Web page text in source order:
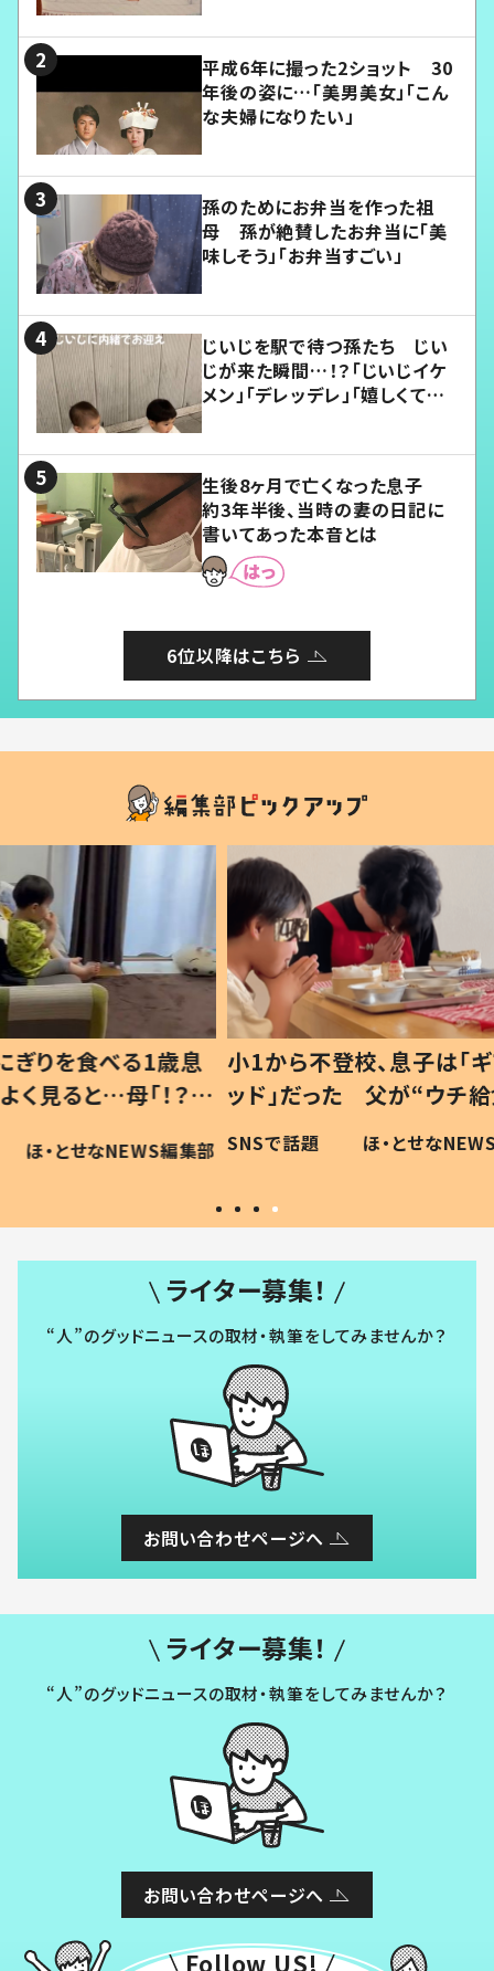
平成6年に撮った2ショット 30
年後の姿に…「美男美女」「こん
な夫婦になりたい」
孫のためにお弁当を作った祖
母 孫が絶賛したお弁当に「美
味しそう」「お弁当すごい」
じいじを駅で待つ孫たち じい
じが来た瞬間…！？「じいじイケ
メン」「デレッデレ」「嬉しくて可
生後8ヶ月で亡くなった息子
約3年半後、当時の妻の日記に
書いてあった本音とは
6位以降はこちら
歳息
？」
編集部
小1から不登校、息子は「ギフテ
ッド」だった 父が“ウチ給食”を
作り続ける理由とは #令和の親
#令和の子
SNSで話題 ほ・とせなNEWS編集部
ひ孫
が、抱
「涙が
い」
ライター募集！
“人”のグッドニュースの取材・執筆をしてみませんか？
お問い合わせページへ
ライター募集！
“人”のグッドニュースの取材・執筆をしてみませんか？
お問い合わせページへ
Follow US!